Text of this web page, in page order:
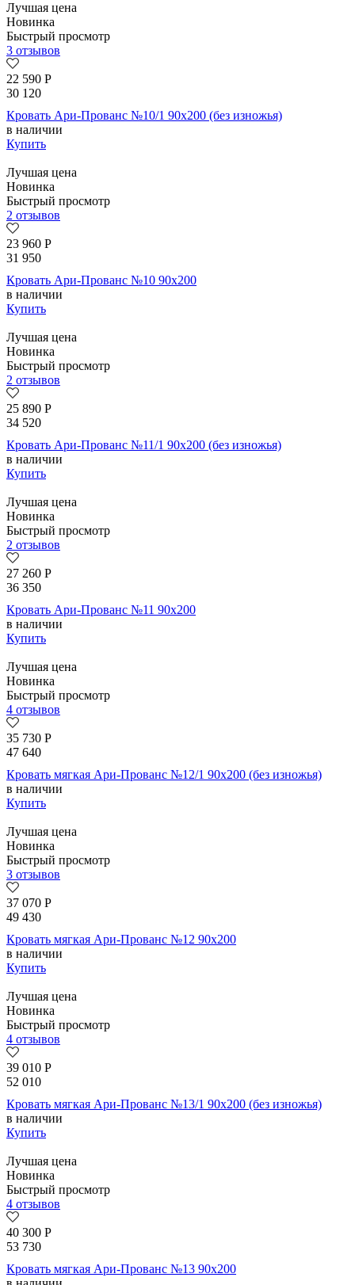
Лучшая цена
Новинка
Быстрый просмотр
3 отзывов
22 590 Р
30 120
Кровать Ари-Прованс №10/1 90х200 (без изножья)
в наличии
Купить
Лучшая цена
Новинка
Быстрый просмотр
2 отзывов
23 960 Р
31 950
Кровать Ари-Прованс №10 90х200
в наличии
Купить
Лучшая цена
Новинка
Быстрый просмотр
2 отзывов
25 890 Р
34 520
Кровать Ари-Прованс №11/1 90х200 (без изножья)
в наличии
Купить
Лучшая цена
Новинка
Быстрый просмотр
2 отзывов
27 260 Р
36 350
Кровать Ари-Прованс №11 90х200
в наличии
Купить
Лучшая цена
Новинка
Быстрый просмотр
4 отзывов
35 730 Р
47 640
Кровать мягкая Ари-Прованс №12/1 90х200 (без изножья)
в наличии
Купить
Лучшая цена
Новинка
Быстрый просмотр
3 отзывов
37 070 Р
49 430
Кровать мягкая Ари-Прованс №12 90х200
в наличии
Купить
Лучшая цена
Новинка
Быстрый просмотр
4 отзывов
39 010 Р
52 010
Кровать мягкая Ари-Прованс №13/1 90х200 (без изножья)
в наличии
Купить
Лучшая цена
Новинка
Быстрый просмотр
4 отзывов
40 300 Р
53 730
Кровать мягкая Ари-Прованс №13 90х200